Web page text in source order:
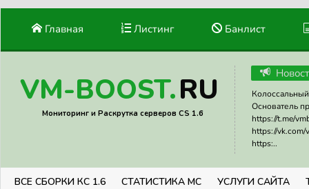
Главная Листинг Банлист
VM-BOOST.RU
Мониторинг и Раскрутка серверов CS 1.6
Основатель
https://t.me/
https://vk.com/
https:..
ВСЕ СБОРКИ КС 1.6 СТАТИСТИКА МС УСЛУГИ САЙТА